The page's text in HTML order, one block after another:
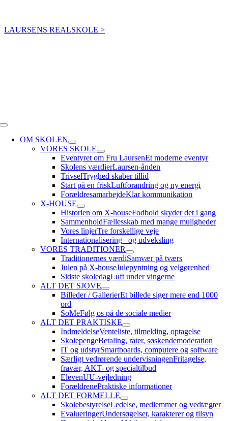
content
LAURSENS REALSKOLE >
Toggle
NavigationOM SKOLEN
VORES SKOLE
Eventyret om Fru LaursenEt moderne eventyr
Skolens værdierLaursen-ånden
TrivselTryghed skaber tillid
Start på en friskLuftforandring og ny energi
ForældresamarbejdeKlar kommunikation
X-HOUSE
Historien om X-houseFodbold skyder det i gang
SammenholdFællesskab med mange muligheder
Vores linjerTre forskellige veje
Internationalisering– og udveksling
VORES TRADITIONER
Traditionernes værdiSamvær på tværs
Julen på X-houseJulepyntning og velgørenhed
Sidste skoledagLuft under vingerne
ALT DET SJOVE
Billeder / GallerierEt billede siger mere end 1000
ord
SoMeFølg os på de sociale medier
ALT DET PRAKTISKE
IndmeldelseVenteliste, tilmelding, optagelse
SkolepengeBetaling, rater, søskendemoderation
IT og udstyrSmartboards, computere og software
Særligt vedrørende undervisningenFritagelse,
fravær, AKT- og specialtilbud
ElevenUU-vejledning
ForældrenePraktiske informationer
ALT DET FORMELLE
SkolebestyrelseLedelse, medlemmer og vedtægter
EvalueringerUndersøgelser, karakterer og tilsyn